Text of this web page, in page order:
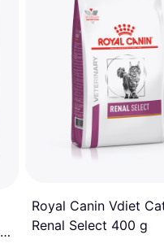
Royal Canin Vdiet
Renal Select 400 g